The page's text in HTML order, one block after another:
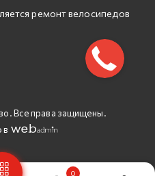
ремонт велосипедов
Все права защищены.
в
0